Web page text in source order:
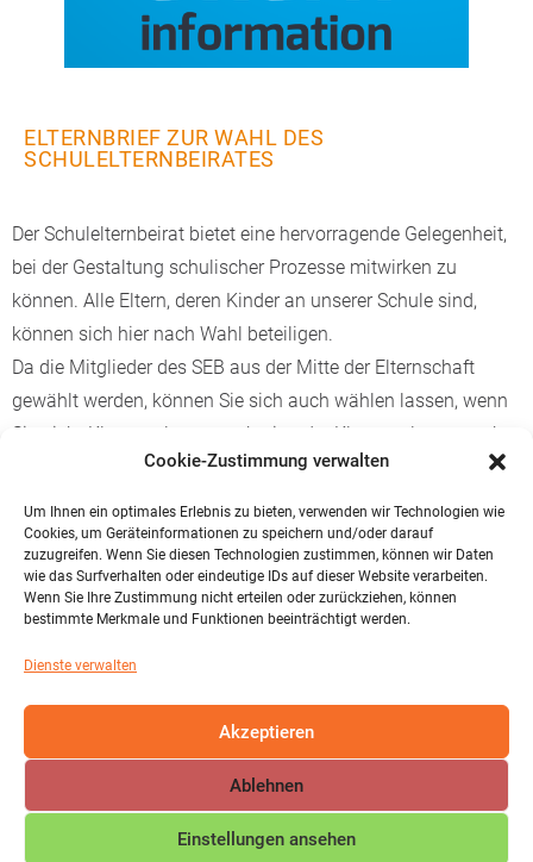
Cookie-Zustimmung verwalten
Um Ihnen ein optimales Erlebnis zu bieten, verwenden wir Technologien wie
Cookies, um Geräteinformationen zu speichern und/oder darauf
zuzugreifen. Wenn Sie diesen Technologien zustimmen, können wir Daten
wie das Surfverhalten oder eindeutige IDs auf dieser Website verarbeiten.
Wenn Sie Ihre Zustimmung nicht erteilen oder zurückziehen, können
bestimmte Merkmale und Funktionen beeinträchtigt werden.
Dienste verwalten
Akzeptieren
Ablehnen
Einstellungen ansehen
ELTERNBRIEF ZUR WAHL DES
SCHULELTERNBEIRATES
Der Schulelternbeirat bietet eine hervorragende Gelegenheit,
bei der Gestaltung schulischer Prozesse mitwirken zu
können. Alle Eltern, deren Kinder an unserer Schule sind,
können sich hier nach Wahl beteiligen.
Da die Mitglieder des SEB aus der Mitte der Elternschaft
gewählt werden, können Sie sich auch wählen lassen, wenn
Sie nicht Klassenelternsprecherin oder Klassenelternsprecher
Der neue Schulelternbeirat wird gemäß § 10 der
Schulwahlordnung am Mittwoch, 01.10.2025, 19:00 Uhr,
Mehrzweckraum des Gebäudes I – Neubau, gewählt. Alle
Informationen entnehmen Sie unserem aktuellen Elternbrief.
Einladung Wahl SEB für Eltern ohne Wahlamt 01.10.2025